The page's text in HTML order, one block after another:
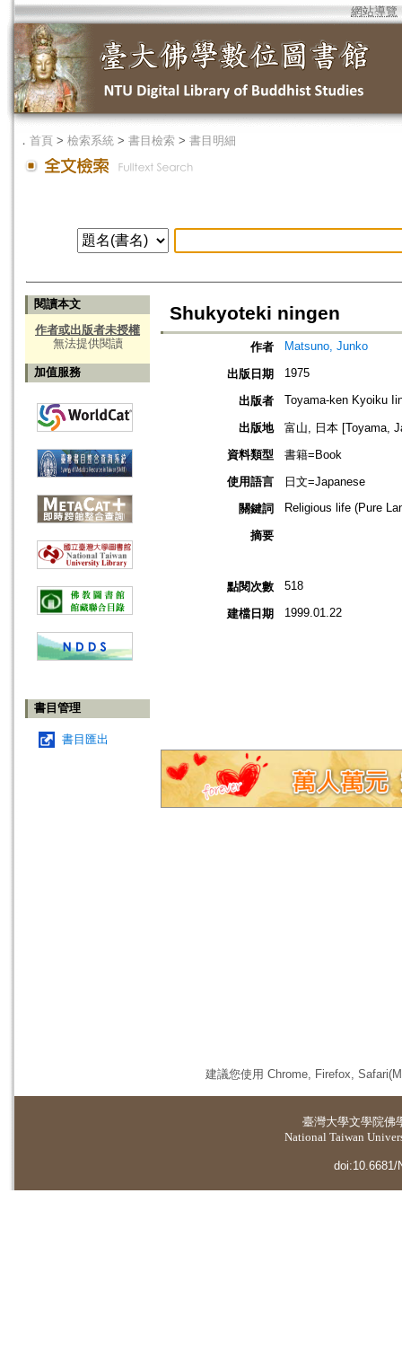
網站導覽
． 首頁 > 檢索系統 > 書目檢索 > 書目明細
閱讀本文
作者或出版者未授權
無法提供閱讀
加值服務
書目管理
書目匯出
Shukyoteki ningen
作者 Matsuno, Junko
出版日期 1975
出版者 Toyama-ken Kyoiku
出版地
富山, 日本 [Toyama,
資料類型
書籍=Book
使用語言
日文=Japanese
關鍵詞
Religious life (Pure
摘要
點閱次數 518
建檔日期 1999.01.22
建議您使用 Chrome, Firefox,
臺灣大學文學院佛
National Taiwan
doi:10.6681/